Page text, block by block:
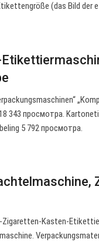
(das Bild
343 просмотра.
5 792 просмотра.
Kasten-